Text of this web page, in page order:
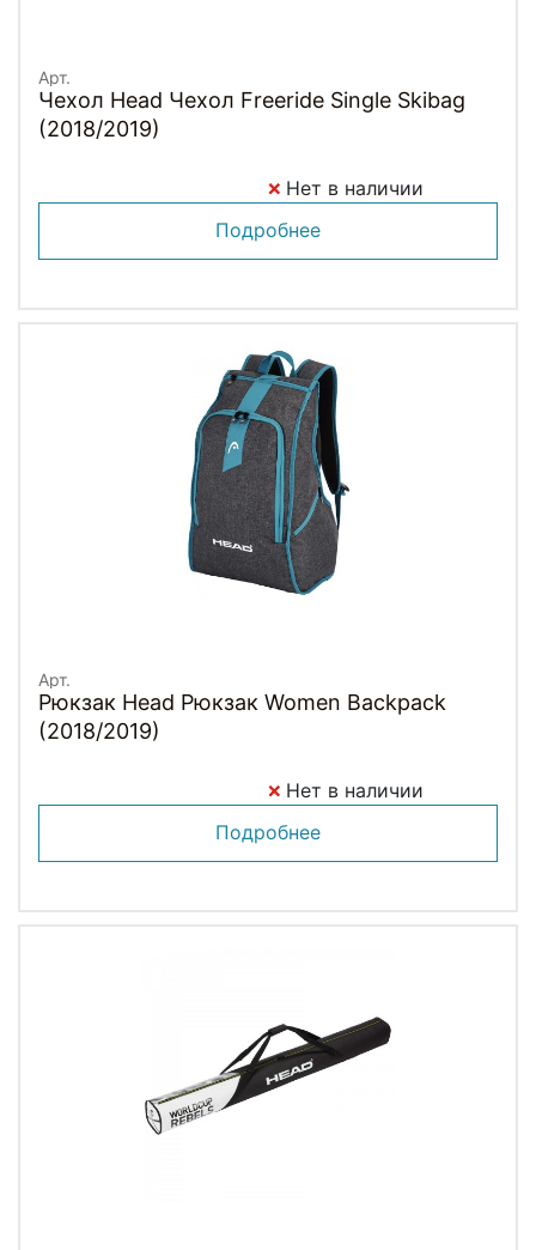
Арт.
Чехол Head Чехол Freeride Single Skibag
(2018/2019)
Нет в наличии
Подробнее
Арт.
Рюкзак Head Рюкзак Women Backpack
(2018/2019)
Нет в наличии
Подробнее